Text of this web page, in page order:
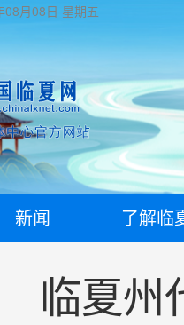
08月08日 星期五
新闻 了解临
临夏州